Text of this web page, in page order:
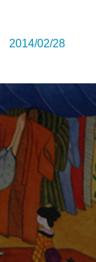
02/28